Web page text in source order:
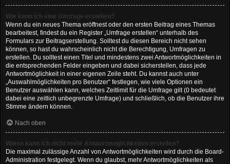
Wie kann ich eine Umfrage erstellen?
Wenn du ein neues Thema eröffnest oder den ersten Beitrag eines Themas
bearbeitest, findest du ein Register „Umfrage erstellen“ unterhalb des
Formulars zur Beitragserstellung. Solltest du diesen Bereich nicht sehen
können, so hast du wahrscheinlich nicht die Berechtigung, Umfragen zu
erstellen. Du solltest einen Titel und mindestens zwei Antwortmöglichkeiten in
die entsprechenden Felder eingeben und dabei sicherstellen, dass jede
Antwortmöglichkeit in einer eigenen Zeile steht. Du kannst auch unter
„Auswahlmöglichkeiten pro Benutzer“ festlegen, wie viele Optionen ein
Benutzer auswählen kann, welches Zeitlimit für die Umfrage gilt (0 bedeutet
dabei eine zeitlich unbegrenzte Umfrage) und schließlich, ob die Benutzer ihre
Stimme ändern können.
Nach oben
Wieso kann ich nicht mehr Antwortmöglichkeiten erstellen?
Die maximal zulässige Anzahl von Antwortmöglichkeiten wird durch die Board-
Administration festgelegt. Wenn du glaubst, mehr Antwortmöglichkeiten als